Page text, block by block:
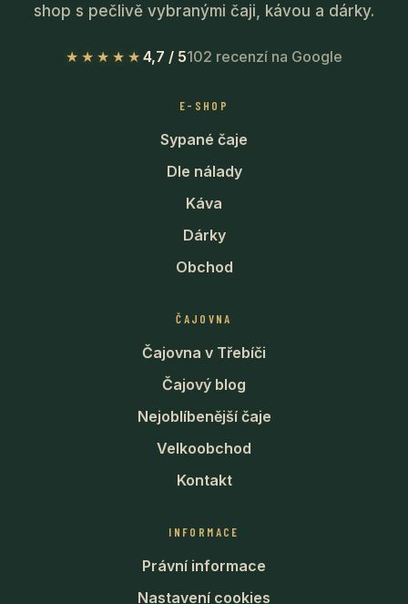
shop s pečlivě vybranými čaji, kávou a dárky.
★★★★★ 4,7 / 5102 recenzí na Google
E-SHOP
Sypané čaje
Dle nálady
Káva
Dárky
Obchod
ČAJOVNA
Čajovna v Třebíči
Čajový blog
Nejoblíbenější čaje
Velkoobchod
Kontakt
INFORMACE
Právní informace
Nastavení cookies